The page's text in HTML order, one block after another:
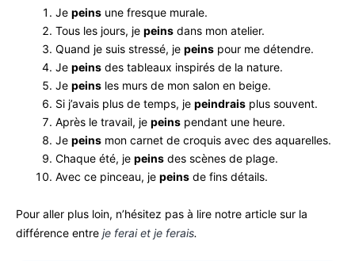
Je peins une fresque murale.
Tous les jours, je peins dans mon atelier.
Quand je suis stressé, je peins pour me détendre.
Je peins des tableaux inspirés de la nature.
Je peins les murs de mon salon en beige.
Si j’avais plus de temps, je peindrais plus souvent.
Après le travail, je peins pendant une heure.
Je peins mon carnet de croquis avec des aquarelles.
Chaque été, je peins des scènes de plage.
Avec ce pinceau, je peins de fins détails.
Pour aller plus loin, n’hésitez pas à lire notre article sur la
différence entre je ferai et je ferais.